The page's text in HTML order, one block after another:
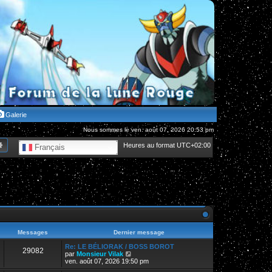
Galerie
Nous sommes le ven. août 07, 2026 20:53 pm
Heures au format UTC+02:00
Français
Recherche avancée
Messages Dernier message
29082
Re: LE BÉLIORAK / BOSS BOROT
par Monsieur Vilak
o
i
ven. août 07, 2026 19:50 pm